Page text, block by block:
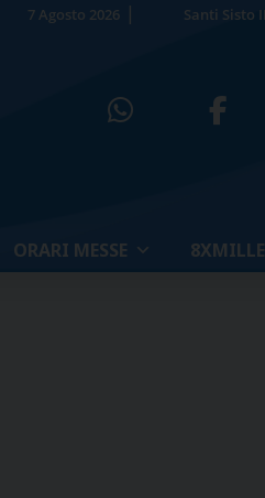
7 Agosto 2026 Santi Sisto
ORARI MESSE 8XMILLE